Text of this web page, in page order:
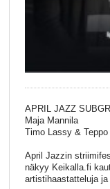
APRIL JAZZ
Maja Mannila
Timo Lassy &
April Jazzin
näkyy Keikalla.fi
artistihaastatteluja